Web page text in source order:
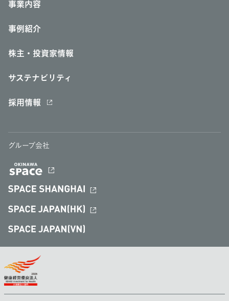
事業内容
事例紹介
株主・投資家情報
サステナビリティ
採用情報
グループ会社